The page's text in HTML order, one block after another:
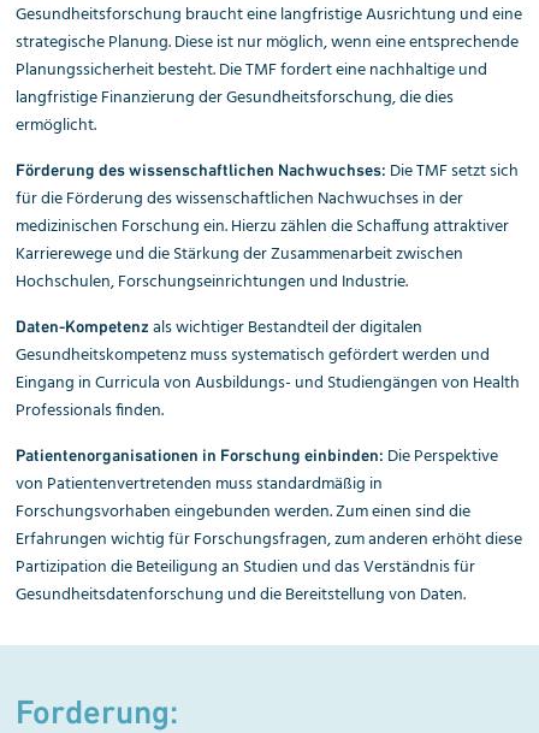
Gesundheitsforschung braucht eine langfristige Ausrichtung und eine
strategische Planung. Diese ist nur möglich, wenn eine entsprechende
Planungssicherheit besteht. Die TMF fordert eine nachhaltige und
langfristige Finanzierung der Gesundheitsforschung, die dies
ermöglicht.
Förderung des wissenschaftlichen Nachwuchses: Die TMF setzt sich
für die Förderung des wissenschaftlichen Nachwuchses in der
medizinischen Forschung ein. Hierzu zählen die Schaffung attraktiver
Karrierewege und die Stärkung der Zusammenarbeit zwischen
Hochschulen, Forschungseinrichtungen und Industrie.
Daten-Kompetenz als wichtiger Bestandteil der digitalen
Gesundheitskompetenz muss systematisch gefördert werden und
Eingang in Curricula von Ausbildungs- und Studiengängen von Health
Professionals finden.
Patientenorganisationen in Forschung einbinden: Die Perspektive
von Patientenvertretenden muss standardmäßig in
Forschungsvorhaben eingebunden werden. Zum einen sind die
Erfahrungen wichtig für Forschungsfragen, zum anderen erhöht diese
Partizipation die Beteiligung an Studien und das Verständnis für
Gesundheitsdatenforschung und die Bereitstellung von Daten.
Forderung: